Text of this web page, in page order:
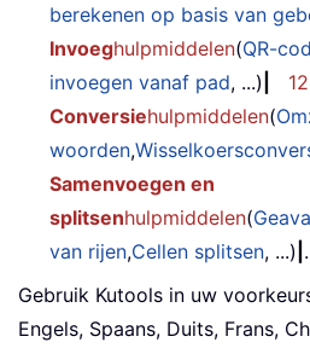
berekenen op basis van
Invoeghulpmiddelen(QR-
invoegen vanaf pad, ...)
12
Conversiehulpmiddelen(
woorden,
Samenvoegen en
splitsenhulpmiddelen(
van rijen,Cellen splitsen, ...)
Gebruik Kutools in uw
Engels, Spaans, Duits, Frans,